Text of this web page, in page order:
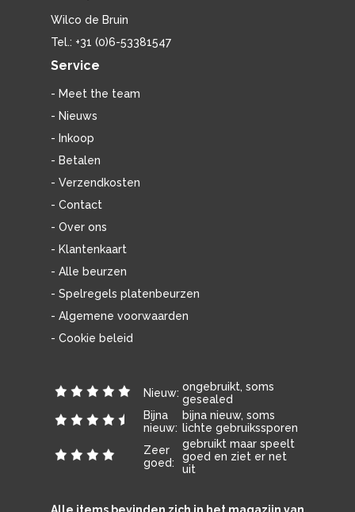
Wilco de Bruin
Tel.: +31 (0)6-53381547
Service
- Meet the team
- Nieuws
- Inkoop
- Betalen
- Verzendkosten
- Contact
- Over ons
- Klantenkaart
- Alle beurzen
- Spelregels platenbeurzen
- Algemene voorwaarden
- Cookie beleid
Nieuw: ongebruikt, soms
gesealed
Bijna
nieuw:
bijna nieuw, soms
lichte gebruikssporen
Zeer
goed:
gebruikt maar speelt
goed en ziet er net
uit